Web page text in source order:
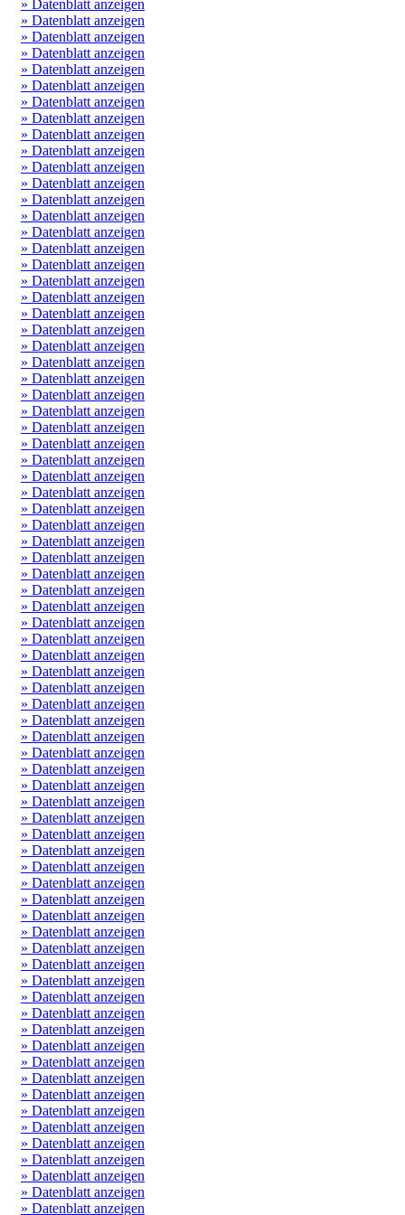
» Datenblatt anzeigen
» Datenblatt anzeigen
» Datenblatt anzeigen
» Datenblatt anzeigen
» Datenblatt anzeigen
» Datenblatt anzeigen
» Datenblatt anzeigen
» Datenblatt anzeigen
» Datenblatt anzeigen
» Datenblatt anzeigen
» Datenblatt anzeigen
» Datenblatt anzeigen
» Datenblatt anzeigen
» Datenblatt anzeigen
» Datenblatt anzeigen
» Datenblatt anzeigen
» Datenblatt anzeigen
» Datenblatt anzeigen
» Datenblatt anzeigen
» Datenblatt anzeigen
» Datenblatt anzeigen
» Datenblatt anzeigen
» Datenblatt anzeigen
» Datenblatt anzeigen
» Datenblatt anzeigen
» Datenblatt anzeigen
» Datenblatt anzeigen
» Datenblatt anzeigen
» Datenblatt anzeigen
» Datenblatt anzeigen
» Datenblatt anzeigen
» Datenblatt anzeigen
» Datenblatt anzeigen
» Datenblatt anzeigen
» Datenblatt anzeigen
» Datenblatt anzeigen
» Datenblatt anzeigen
» Datenblatt anzeigen
» Datenblatt anzeigen
» Datenblatt anzeigen
» Datenblatt anzeigen
» Datenblatt anzeigen
» Datenblatt anzeigen
» Datenblatt anzeigen
» Datenblatt anzeigen
» Datenblatt anzeigen
» Datenblatt anzeigen
» Datenblatt anzeigen
» Datenblatt anzeigen
» Datenblatt anzeigen
» Datenblatt anzeigen
» Datenblatt anzeigen
» Datenblatt anzeigen
» Datenblatt anzeigen
» Datenblatt anzeigen
» Datenblatt anzeigen
» Datenblatt anzeigen
» Datenblatt anzeigen
» Datenblatt anzeigen
» Datenblatt anzeigen
» Datenblatt anzeigen
» Datenblatt anzeigen
» Datenblatt anzeigen
» Datenblatt anzeigen
» Datenblatt anzeigen
» Datenblatt anzeigen
» Datenblatt anzeigen
» Datenblatt anzeigen
» Datenblatt anzeigen
» Datenblatt anzeigen
» Datenblatt anzeigen
» Datenblatt anzeigen
» Datenblatt anzeigen
» Datenblatt anzeigen
» Datenblatt anzeigen